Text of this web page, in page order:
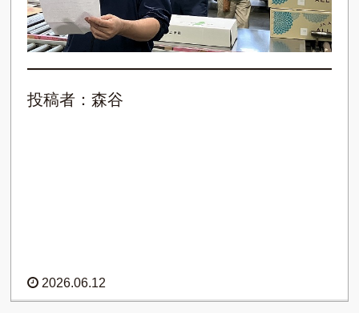
投稿者：森谷
2026.06.12